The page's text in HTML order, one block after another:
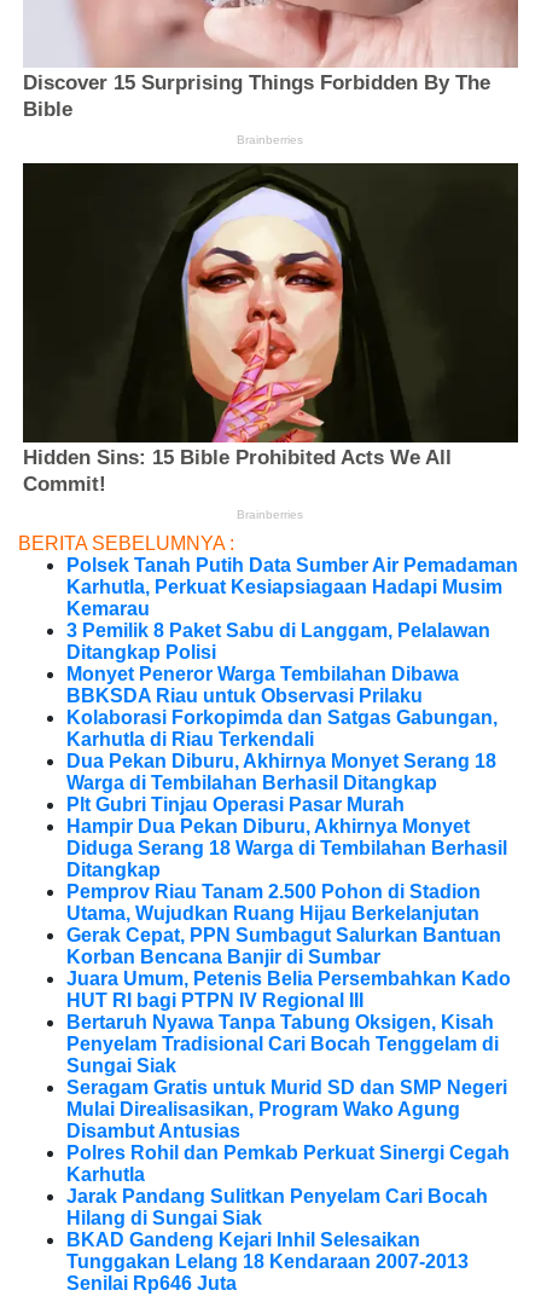
BERITA SEBELUMNYA :
Polsek Tanah Putih Data Sumber Air Pemadaman
Karhutla, Perkuat Kesiapsiagaan Hadapi Musim
Kemarau
3 Pemilik 8 Paket Sabu di Langgam, Pelalawan
Ditangkap Polisi
Monyet Peneror Warga Tembilahan Dibawa
BBKSDA Riau untuk Observasi Prilaku
Kolaborasi Forkopimda dan Satgas Gabungan,
Karhutla di Riau Terkendali
Dua Pekan Diburu, Akhirnya Monyet Serang 18
Warga di Tembilahan Berhasil Ditangkap
Plt Gubri Tinjau Operasi Pasar Murah
Hampir Dua Pekan Diburu, Akhirnya Monyet
Diduga Serang 18 Warga di Tembilahan Berhasil
Ditangkap
Pemprov Riau Tanam 2.500 Pohon di Stadion
Utama, Wujudkan Ruang Hijau Berkelanjutan
Gerak Cepat, PPN Sumbagut Salurkan Bantuan
Korban Bencana Banjir di Sumbar
Juara Umum, Petenis Belia Persembahkan Kado
HUT RI bagi PTPN IV Regional III
Bertaruh Nyawa Tanpa Tabung Oksigen, Kisah
Penyelam Tradisional Cari Bocah Tenggelam di
Sungai Siak
Seragam Gratis untuk Murid SD dan SMP Negeri
Mulai Direalisasikan, Program Wako Agung
Disambut Antusias
Polres Rohil dan Pemkab Perkuat Sinergi Cegah
Karhutla
Jarak Pandang Sulitkan Penyelam Cari Bocah
Hilang di Sungai Siak
BKAD Gandeng Kejari Inhil Selesaikan
Tunggakan Lelang 18 Kendaraan 2007-2013
Senilai Rp646 Juta